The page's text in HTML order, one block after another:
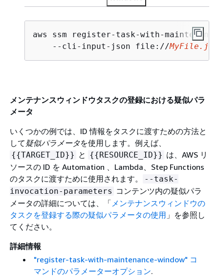
aws ssm register-task-with-
    --cli-input-json file://
メンテナンスウィンドウタスクの登録における疑似パラ
メータ
いくつかの例では、ID 情報をタスクに渡すための方法と
して 疑似パラメータを使用します。例えば、
{{TARGET_ID}} と {{RESOURCE_ID}} は、AWS リ
ソースの ID を Automation 、Lambda、Step Functions
のタスクに渡すために使用されます。
--task-
invocation-parameters コンテンツ内の疑似パラ
メータの詳細については、「メンテナンスウィンドウの
タスクを登録する際の疑似パラメータの使用 」を参照し
てください。
詳細情報
"register-task-with-maintenance-window" コ
マンドのパラメーターオプション.